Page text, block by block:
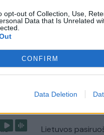
opt-out of Collection, Use,
Data that Is Unrelated
CONFIRM
Data Deletion
pavojingą įprotį:
Lietuvos